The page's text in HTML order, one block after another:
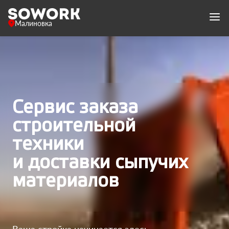
Малиновка
Сервис заказа
строительной
техники
и доставки сыпучих
материалов